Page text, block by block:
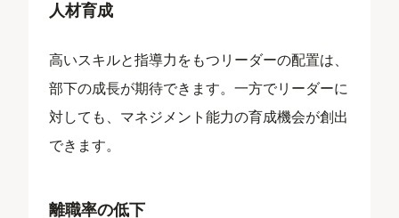
人材育成
高いスキルと指導力をもつリーダーの配置は、
部下の成長が期待できます。一方でリーダーに
対しても、マネジメント能力の育成機会が創出
できます。
離職率の低下